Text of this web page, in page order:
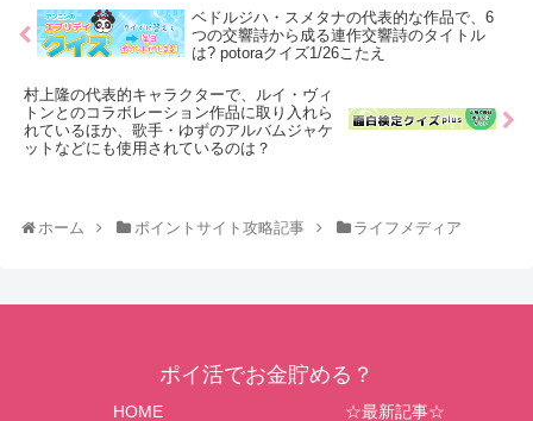
ベドルジハ・スメタナの代表的な作品で、6
つの交響詩から成る連作交響詩のタイトル
は? potoraクイズ1/26こたえ
村上隆の代表的キャラクターで、ルイ・ヴィ
トンとのコラボレーション作品に取り入れら
れているほか、歌手・ゆずのアルバムジャケ
ットなどにも使用されているのは？
ホーム ポイントサイト攻略記事 ライフメディア
ポイ活でお金貯める？
HOME ☆最新記事☆